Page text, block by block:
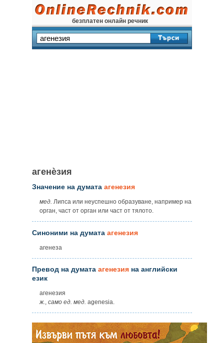
безплатен онлайн речник
агенѐзия
Значение на думата агенезия
мед. Липса или неуспешно образуване, например на
орган, част от орган или част от тялото.
Синоними на думата агенезия
агенеза
Превод на думата агенезия на английски
език
агенезия
ж., само ед. мед. agenesia.